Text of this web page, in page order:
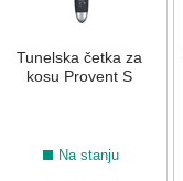
Tunelska četka za
kosu Provent S
Na stanju